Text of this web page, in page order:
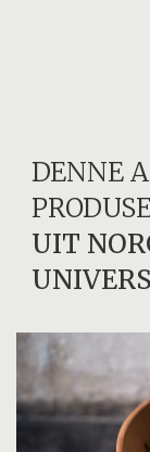
DENNE
UIT